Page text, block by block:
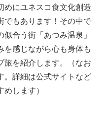
めにユネスコ食文化創造
でもあります！その中で
合う街「あつみ温泉」
を感じながら心も身体も
旅を紹介します。（なお
。詳細は公式サイトなど
します）